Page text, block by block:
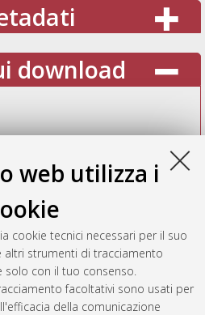
web utilizza i
cookie tecnici necessari per il suo
altri strumenti di tracciamento
solo con il tuo consenso.
facoltativi sono usati per
della comunicazione
download
statistiche